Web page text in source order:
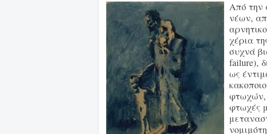
Από την
νέων,
χέρια
συχνά
failure),
ως
φτωχών,
φτωχές